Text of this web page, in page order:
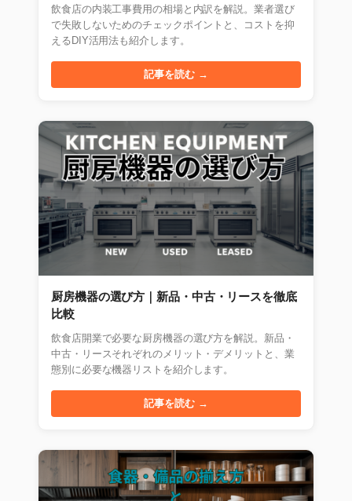
飲食店の内装工事費用の相場と内訳を解説。業者選び
で失敗しないためのチェックポイントと、コストを抑
えるDIY活用法も紹介します。
記事を読む →
厨房機器の選び方｜新品・中古・リースを徹底
比較
飲食店開業で必要な厨房機器の選び方を解説。新品・
中古・リースそれぞれのメリット・デメリットと、業
態別に必要な機器リストを紹介します。
記事を読む →